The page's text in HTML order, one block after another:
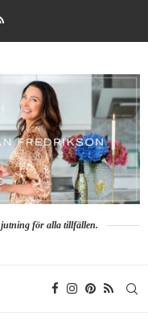
för alla tillfällen.